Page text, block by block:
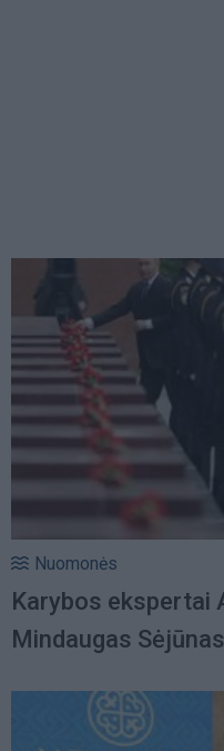
Nuomonės
Karybos ekspertai
Mindaugas